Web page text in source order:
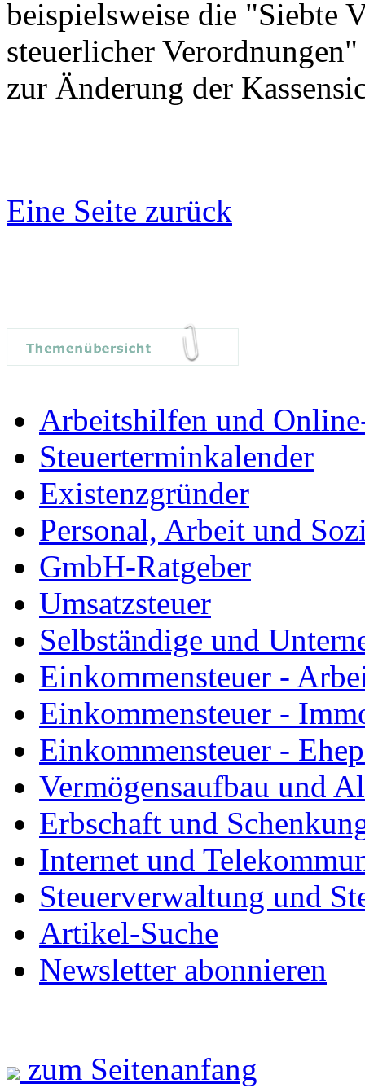
beispielsweise die "Siebte
steuerlicher
zur Änderung der
Eine Seite zurück
Arbeitshilfen und
Steuerterminkalender
Existenzgründer
Personal, Arbeit und
GmbH-Ratgeber
Umsatzsteuer
Selbständige und
Einkommensteuer -
Einkommensteuer -
Einkommensteuer -
Vermögensaufbau und
Erbschaft und
Internet und
Steuerverwaltung und
Artikel-Suche
Newsletter abonnieren
zum Seitenanfang